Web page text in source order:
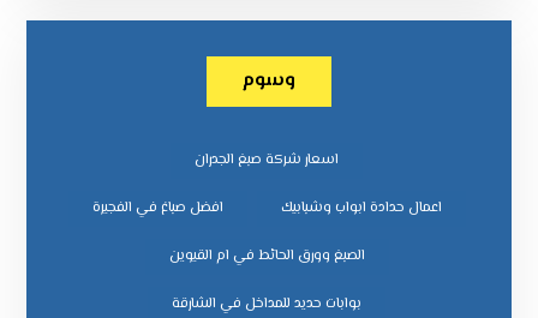
وسوم
اسعار شركة صبغ الجدران
اعمال حدادة ابواب وشبابيك افضل صباغ في الفجيرة
الصبغ وورق الحائط في ام القيوين
بوابات حديد للمداخل في الشارقة